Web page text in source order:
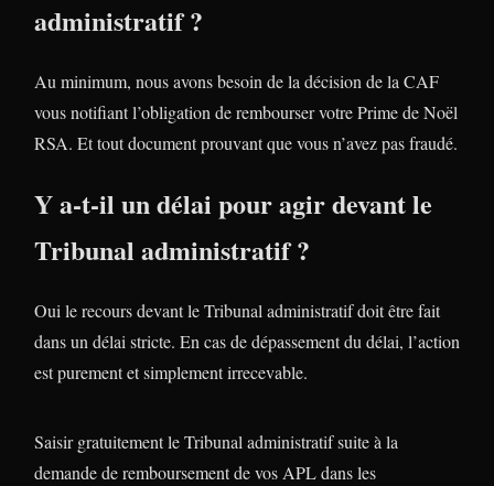
administratif ?
Au minimum, nous avons besoin de la décision de la CAF
vous notifiant l’obligation de rembourser votre Prime de Noël
RSA. Et tout document prouvant que vous n’avez pas fraudé.
Y a-t-il un délai pour agir devant le
Tribunal administratif ?
Oui le recours devant le Tribunal administratif doit être fait
dans un délai stricte. En cas de dépassement du délai, l’action
est purement et simplement irrecevable.
Saisir gratuitement le Tribunal administratif suite à la
demande de remboursement de vos APL dans les